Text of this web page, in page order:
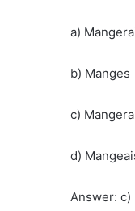
a)
b) Manges
c)
d)
Answer: c)